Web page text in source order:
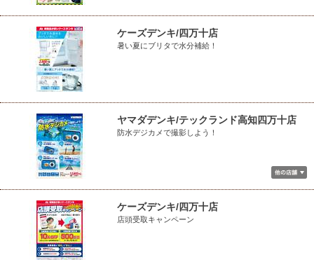
ケーズデンキ/四万十店
暑い夏にブリタで水分補給！
ヤマダデンキ/テックランド高知四万十店
防水デジカメで撮影しよう！
ケーズデンキ/四万十店
店頭受取キャンペーン